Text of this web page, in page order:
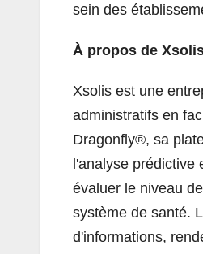
sein des
À propos de
Xsolis est une
administratifs en
Dragonfly®, sa
l'analyse prédictive
évaluer le niveau
système de santé.
d'informations,